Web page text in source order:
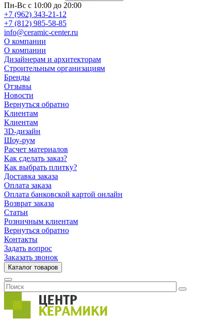
Пн-Вс с 10:00 до 20:00
+7 (962) 343-21-12
+7 (812) 985-58-85
info@ceramic-center.ru
О компании
О компании
Дизайнерам и архитекторам
Строительным организациям
Бренды
Отзывы
Новости
Вернуться обратно
Клиентам
Клиентам
3D-дизайн
Шоу-рум
Расчет материалов
Как сделать заказ?
Как выбрать плитку?
Доставка заказа
Оплата заказа
Оплата банковской картой онлайн
Возврат заказа
Статьи
Розничным клиентам
Вернуться обратно
Контакты
Задать вопрос
Заказать звонок
Каталог товаров